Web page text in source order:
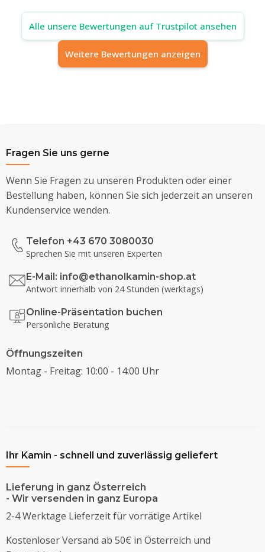
Alle unsere Bewertungen auf Trustpilot ansehen
Weitere Bewertungen anzeigen
Fragen Sie uns gerne
Wenn Sie Fragen zu unseren Produkten oder einer
Bestellung haben, können Sie sich jederzeit an unseren
Kundenservice wenden.
Telefon +43 670 3080030
Sprechen Sie mit unseren Experten
E-Mail: info@ethanolkamin-shop.at
Antwort innerhalb von 24 Stunden (werktags)
Online-Präsentation buchen
Persönliche Beratung
Öffnungszeiten
Montag - Freitag: 10:00 - 14:00 Uhr
Ihr Kamin - schnell und zuverlässig geliefert
Lieferung in ganz Österreich
- Wir versenden in ganz Europa
2-4 Werktage Lieferzeit für vorrätige Artikel
Kostenloser Versand ab 50€ in Österreich und